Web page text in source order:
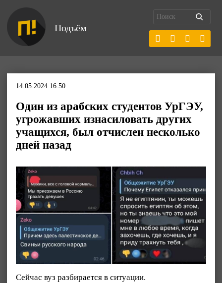
Подъём
14.05.2024 16:50
Один из арабских студентов УрГЭУ,
угрожавших изнасиловать других
учащихся, был отчислен несколько
дней назад
Сейчас вуз разбирается в ситуации.